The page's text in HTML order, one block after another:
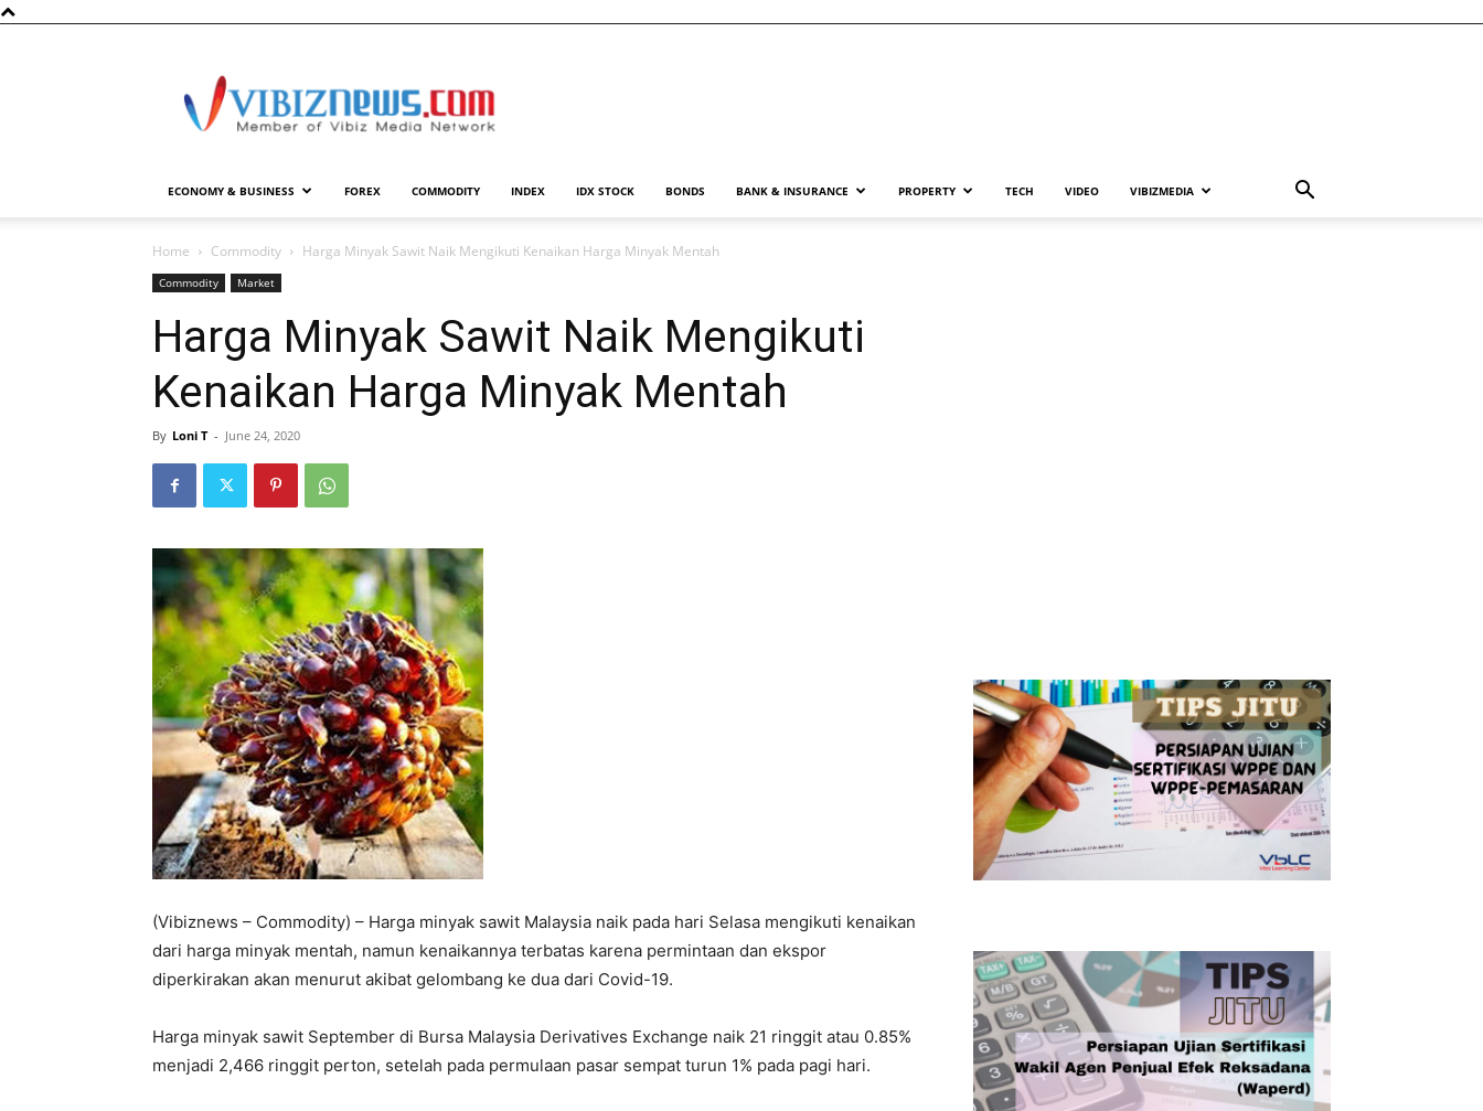
ECONOMY & BUSINESS FOREX COMMODITY INDEX IDX STOCK BONDS BANK & INSURANCE PROPERTY TECH VIDEO VIBIZMEDIA
Home Commodity Harga Minyak Sawit Naik Mengikuti Kenaikan Harga Minyak Mentah
Commodity Market
Harga Minyak Sawit Naik Mengikuti
Kenaikan Harga Minyak Mentah
By Loni T - June 24, 2020
(Vibiznews – Commodity) – Harga minyak sawit Malaysia naik pada hari Selasa mengikuti kenaikan
dari harga minyak mentah, namun kenaikannya terbatas karena permintaan dan ekspor
diperkirakan akan menurut akibat gelombang ke dua dari Covid-19.
Harga minyak sawit September di Bursa Malaysia Derivatives Exchange naik 21 ringgit atau 0.85%
menjadi 2,466 ringgit perton, setelah pada permulaan pasar sempat turun 1% pada pagi hari.